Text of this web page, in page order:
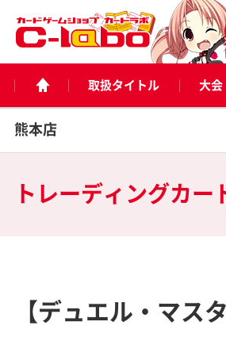
取扱タイトル 大会
熊本店
トレーディングカー
【デュエル・マス